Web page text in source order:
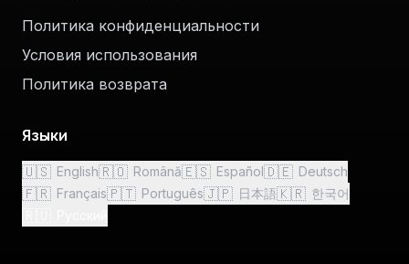
Политика конфиденциальности
Условия использования
Политика возврата
Языки
🇺🇸 English🇷🇴 Română🇪🇸 Español🇩🇪 Deutsch
🇫🇷 Français🇵🇹 Português🇯🇵 日本語🇰🇷 한국어